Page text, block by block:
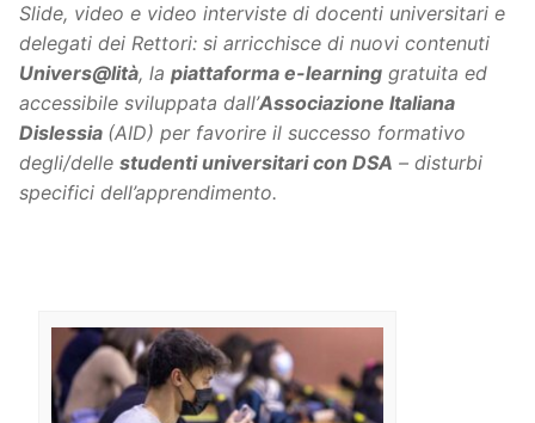
Slide, video e video interviste di docenti universitari e
delegati dei Rettori: si arricchisce di nuovi contenuti
Univers@lità, la piattaforma e-learning gratuita ed
accessibile sviluppata dall’Associazione Italiana
Dislessia (AID) per favorire il successo formativo
degli/delle studenti universitari con DSA – disturbi
specifici dell’apprendimento.